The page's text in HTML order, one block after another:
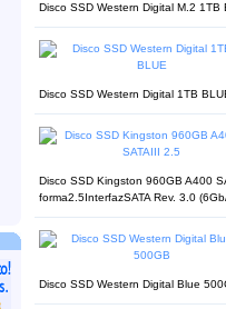
Disco SSD Western Digital M.2
Disco SSD Western Digital 1TB
Disco SSD Kingston 960GB A400
forma2.5InterfazSATA Rev. 3.0
Disco SSD Western Digital Blue